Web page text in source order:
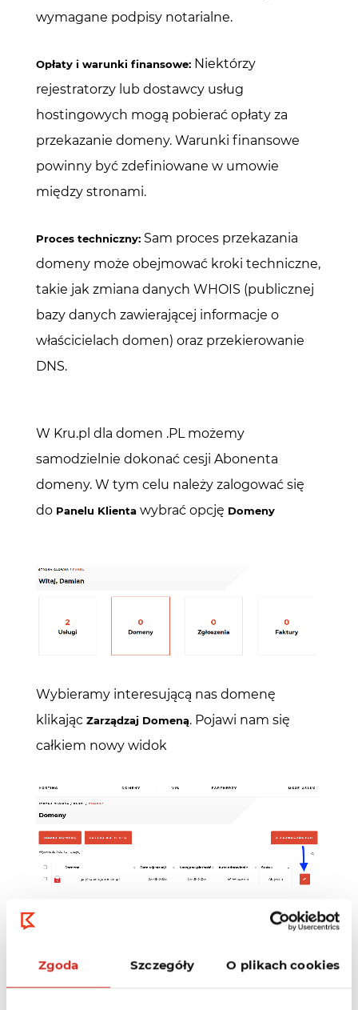
Zgoda Szczegóły O plikach cookies
wymagane podpisy notarialne.
Opłaty i warunki finansowe:Niektórzy
rejestratorzy lub dostawcy usług
hostingowych mogą pobierać opłaty za
przekazanie domeny. Warunki finansowe
powinny być zdefiniowane w umowie
między stronami.
Proces techniczny:Sam proces przekazania
domeny może obejmować kroki techniczne,
takie jak zmiana danych WHOIS (publicznej
bazy danych zawierającej informacje o
właścicielach domen) oraz przekierowanie
DNS.
W Kru.pl dla domen .PL możemy
samodzielnie dokonać cesji Abonenta
domeny. W tym celu należy zalogować się
do Panelu Klientawybrać opcję Domeny
Wybieramy interesującą nas domenę
klikając Zarządzaj Domeną. Pojawi nam się
całkiem nowy widok
Zarządzanie domenąpojawi
dotyczącymi naszej domeny, dla której